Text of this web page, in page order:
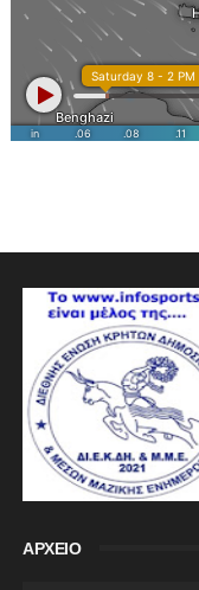
ΑΡΧΕΙΟ